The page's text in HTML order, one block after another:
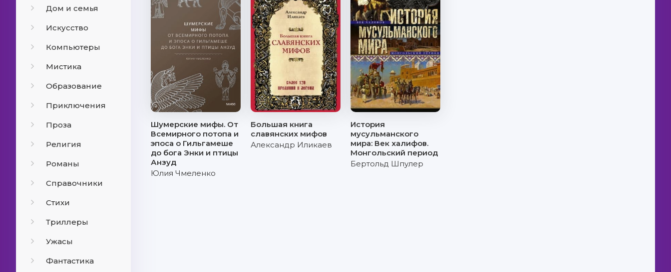
Дом и семья
Искусство
Компьютеры
Мистика
Образование
Приключения
Проза
Религия
Романы
Справочники
Стихи
Триллеры
Ужасы
Фантастика
Шумерские мифы. От
Всемирного потопа и
эпоса о Гильгамеше
до бога Энки и птицы
Анзуд
Юлия Чмеленко
Большая книга
славянских мифов
Александр Иликаев
История
мусульманского
мира: Век халифов.
Монгольский период
Бертольд Шпулер